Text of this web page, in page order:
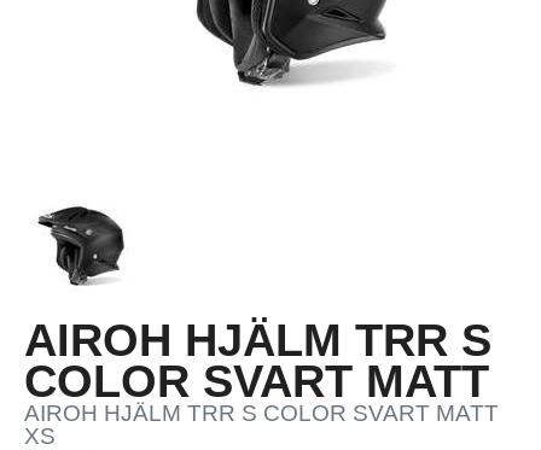
AIROH HJÄLM TRR S
COLOR SVART MATT
AIROH HJÄLM TRR S COLOR SVART MATT
XS